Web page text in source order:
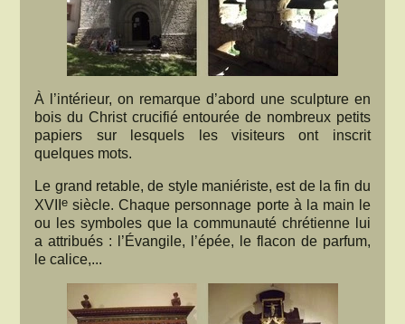
À l’intérieur, on remarque d’abord une sculpture en
bois du Christ crucifié entourée de nombreux petits
papiers sur lesquels les visiteurs ont inscrit
quelques mots.
Le grand retable, de style maniériste, est de la fin du
XVIIe siècle. Chaque personnage porte à la main le
ou les symboles que la communauté chrétienne lui
a attribués : l’Évangile, l’épée, le flacon de parfum,
le calice,...